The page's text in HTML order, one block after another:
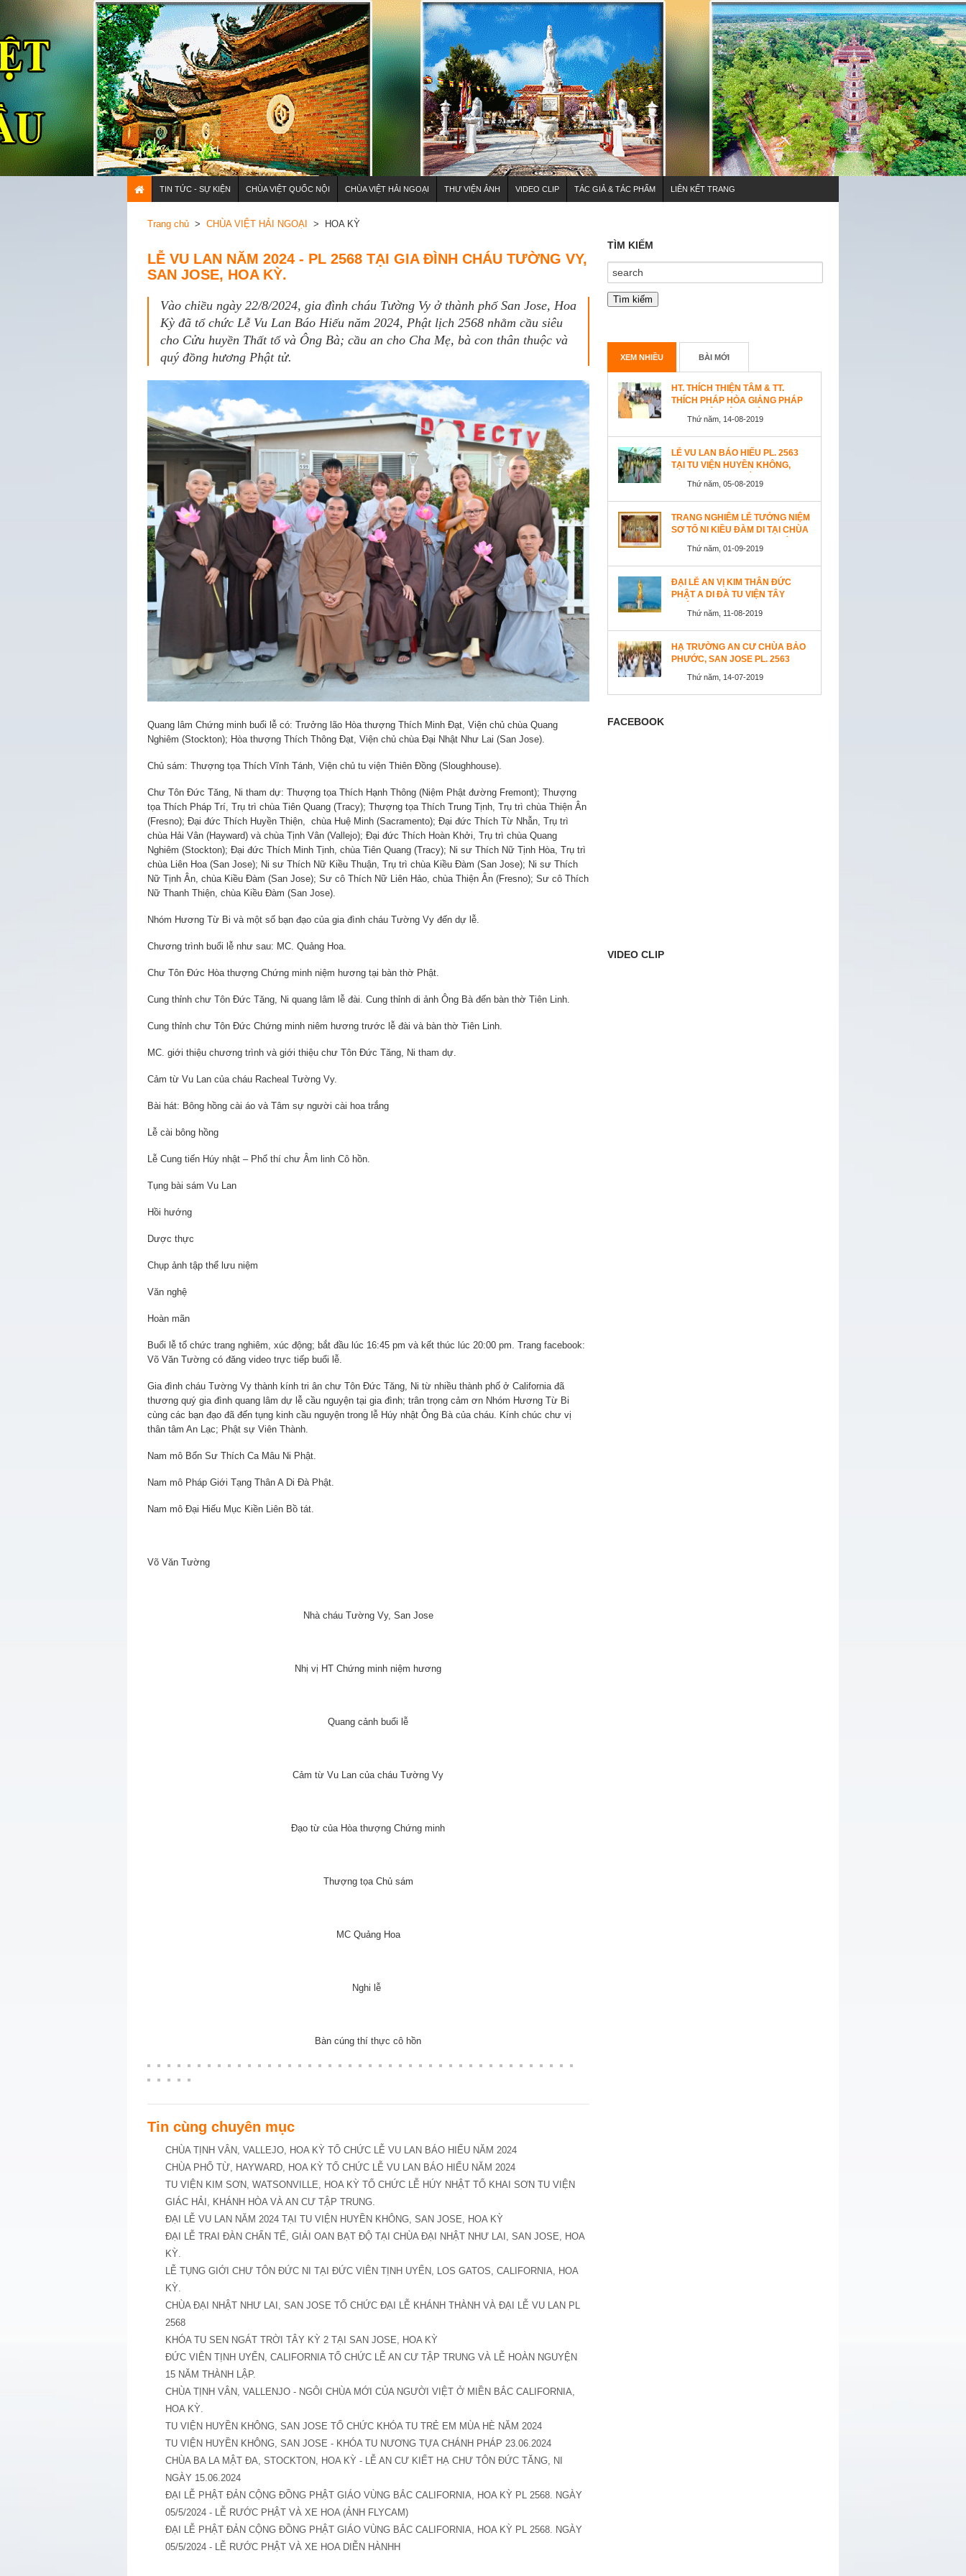
TIN TỨC - SỰ KIỆN CHÙA VIỆT QUỐC NỘI CHÙA VIỆT HẢI NGOẠI THƯ VIỆN ẢNH VIDEO CLIP TÁC GIẢ & TÁC PHẨM LIÊN KẾT TRANG
Trang chủ> CHÙA VIỆT HẢI NGOẠI > HOA KỲ
LỄ VU LAN NĂM 2024 - PL 2568 TẠI GIA ĐÌNH CHÁU TƯỜNG VY,
SAN JOSE, HOA KỲ.
Vào chiều ngày 22/8/2024, gia đình cháu Tường Vy ở thành phố San Jose, Hoa
Kỳ đã tổ chức Lễ Vu Lan Báo Hiếu năm 2024, Phật lịch 2568 nhằm cầu siêu
cho Cửu huyền Thất tổ và Ông Bà; cầu an cho Cha Mẹ, bà con thân thuộc và
quý đồng hương Phật tử.
Quang lâm Chứng minh buổi lễ có: Trưởng lão Hòa thượng Thích Minh Đạt, Viện chủ chùa Quang
Nghiêm (Stockton); Hòa thượng Thích Thông Đạt, Viện chủ chùa Đại Nhật Như Lai (San Jose).
Chủ sám: Thượng tọa Thích Vĩnh Tánh, Viện chủ tu viện Thiên Đồng (Sloughhouse).
Chư Tôn Đức Tăng, Ni tham dự: Thượng tọa Thích Hạnh Thông (Niệm Phật đường Fremont); Thượng
tọa Thích Pháp Trí, Trụ trì chùa Tiên Quang (Tracy); Thượng tọa Thích Trung Tịnh, Trụ trì chùa Thiện Ân
(Fresno); Đại đức Thích Huyền Thiện, chùa Huệ Minh (Sacramento); Đại đức Thích Từ Nhẫn, Trụ trì
chùa Hải Vân (Hayward) và chùa Tịnh Vân (Vallejo); Đại đức Thích Hoàn Khởi, Trụ trì chùa Quang
Nghiêm (Stockton); Đại đức Thích Minh Tịnh, chùa Tiên Quang (Tracy); Ni sư Thích Nữ Tịnh Hòa, Trụ trì
chùa Liên Hoa (San Jose); Ni sư Thích Nữ Kiều Thuận, Trụ trì chùa Kiều Đàm (San Jose); Ni sư Thích
Nữ Tịnh Ân, chùa Kiều Đàm (San Jose); Sư cô Thích Nữ Liên Hảo, chùa Thiện Ân (Fresno); Sư cô Thích
Nữ Thanh Thiện, chùa Kiều Đàm (San Jose).
Nhóm Hương Từ Bi và một số bạn đạo của gia đình cháu Tường Vy đến dự lễ.
Chương trình buổi lễ như sau: MC. Quảng Hoa.
Chư Tôn Đức Hòa thượng Chứng minh niệm hương tại bàn thờ Phật.
Cung thỉnh chư Tôn Đức Tăng, Ni quang lâm lễ đài. Cung thỉnh di ảnh Ông Bà đến bàn thờ Tiên Linh.
Cung thỉnh chư Tôn Đức Chứng minh niêm hương trước lễ đài và bàn thờ Tiên Linh.
MC. giới thiệu chương trình và giới thiệu chư Tôn Đức Tăng, Ni tham dự.
Cảm từ Vu Lan của cháu Racheal Tường Vy.
Bài hát: Bông hồng cài áo và Tâm sự người cài hoa trắng
Lễ cài bông hồng
Lễ Cung tiến Húy nhật – Phổ thí chư Âm linh Cô hồn.
Tụng bài sám Vu Lan
Hồi hướng
Dược thực
Chụp ảnh tập thể lưu niệm
Văn nghệ
Hoàn mãn
Buổi lễ tổ chức trang nghiêm, xúc động; bắt đầu lúc 16:45 pm và kết thúc lúc 20:00 pm. Trang facebook:
Võ Văn Tường có đăng video trực tiếp buổi lễ.
Gia đình cháu Tường Vy thành kính tri ân chư Tôn Đức Tăng, Ni từ nhiều thành phố ở California đã
thương quý gia đình quang lâm dự lễ cầu nguyện tại gia đình; trân trọng cảm ơn Nhóm Hương Từ Bi
cùng các bạn đạo đã đến tụng kinh cầu nguyện trong lễ Húy nhật Ông Bà của cháu. Kính chúc chư vị
thân tâm An Lạc; Phật sự Viên Thành.
Nam mô Bổn Sư Thích Ca Mâu Ni Phật.
Nam mô Pháp Giới Tạng Thân A Di Đà Phật.
Nam mô Đại Hiếu Mục Kiền Liên Bồ tát.
Võ Văn Tường
Nhà cháu Tường Vy, San Jose
Nhị vị HT Chứng minh niệm hương
Quang cảnh buổi lễ
Cảm từ Vu Lan của cháu Tường Vy
Đạo từ của Hòa thượng Chứng minh
Thượng tọa Chủ sám
MC Quảng Hoa
Nghi lễ
Bàn cúng thí thực cô hồn
Tin cùng chuyên mục
CHÙA TỊNH VÂN, VALLEJO, HOA KỲ TỔ CHỨC LỄ VU LAN BÁO HIẾU NĂM 2024
CHÙA PHỔ TỪ, HAYWARD, HOA KỲ TỔ CHỨC LỄ VU LAN BÁO HIẾU NĂM 2024
TU VIỆN KIM SƠN, WATSONVILLE, HOA KỲ TỔ CHỨC LỄ HÚY NHẬT TỔ KHAI SƠN TU VIỆN
GIÁC HẢI, KHÁNH HÒA VÀ AN CƯ TẬP TRUNG.
ĐẠI LỄ VU LAN NĂM 2024 TẠI TU VIỆN HUYỀN KHÔNG, SAN JOSE, HOA KỲ
ĐẠI LỄ TRAI ĐÀN CHẨN TẾ, GIẢI OAN BẠT ĐỘ TẠI CHÙA ĐẠI NHẬT NHƯ LAI, SAN JOSE, HOA
KỲ.
LỄ TỤNG GIỚI CHƯ TÔN ĐỨC NI TẠI ĐỨC VIÊN TỊNH UYỂN, LOS GATOS, CALIFORNIA, HOA
KỲ.
CHÙA ĐẠI NHẬT NHƯ LAI, SAN JOSE TỔ CHỨC ĐẠI LỄ KHÁNH THÀNH VÀ ĐẠI LỄ VU LAN PL
2568
KHÓA TU SEN NGÁT TRỜI TÂY KỲ 2 TẠI SAN JOSE, HOA KỲ
ĐỨC VIÊN TỊNH UYỂN, CALIFORNIA TỔ CHỨC LỄ AN CƯ TẬP TRUNG VÀ LỄ HOÀN NGUYỆN
15 NĂM THÀNH LẬP.
CHÙA TỊNH VÂN, VALLENJO - NGÔI CHÙA MỚI CỦA NGƯỜI VIỆT Ở MIỀN BẮC CALIFORNIA,
HOA KỲ.
TU VIỆN HUYỀN KHÔNG, SAN JOSE TỔ CHỨC KHÓA TU TRẺ EM MÙA HÈ NĂM 2024
TU VIỆN HUYỀN KHÔNG, SAN JOSE - KHÓA TU NƯƠNG TỰA CHÁNH PHÁP 23.06.2024
CHÙA BA LA MẬT ĐA, STOCKTON, HOA KỲ - LỄ AN CƯ KIẾT HẠ CHƯ TÔN ĐỨC TĂNG, NI
NGÀY 15.06.2024
ĐẠI LỄ PHẬT ĐẢN CỘNG ĐỒNG PHẬT GIÁO VÙNG BẮC CALIFORNIA, HOA KỲ PL 2568. NGÀY
05/5/2024 - LỄ RƯỚC PHẬT VÀ XE HOA (ẢNH FLYCAM)
ĐẠI LỄ PHẬT ĐẢN CỘNG ĐỒNG PHẬT GIÁO VÙNG BẮC CALIFORNIA, HOA KỲ PL 2568. NGÀY
05/5/2024 - LỄ RƯỚC PHẬT VÀ XE HOA DIỄN HÀNHH
TÌM KIẾM
XEM NHIỀU BÀI MỚI
HT. THÍCH THIỆN TÂM & TT.
THÍCH PHÁP HÒA GIẢNG PHÁP
WESTLOCK, CANADA
Thứ năm, 14-08-2019
LỄ VU LAN BÁO HIẾU PL. 2563
TẠI TU VIỆN HUYỀN KHÔNG,
Thứ năm, 05-08-2019
TRANG NGHIÊM LỄ TƯỞNG NIỆM
SƠ TỔ NI KIỀU ĐÀM DI TẠI CHÙA
Thứ năm, 01-09-2019
ĐẠI LỄ AN VỊ KIM THÂN ĐỨC
PHẬT A DI ĐÀ TU VIỆN TÂY
Thứ năm, 11-08-2019
HẠ TRƯỜNG AN CƯ CHÙA BẢO
PHƯỚC, SAN JOSE PL. 2563
Thứ năm, 14-07-2019
FACEBOOK
VIDEO CLIP